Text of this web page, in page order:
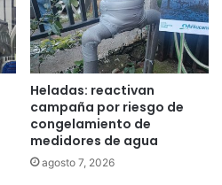
Heladas: reactivan
campaña por riesgo de
congelamiento de
medidores de agua
agosto 7, 2026